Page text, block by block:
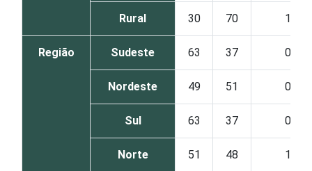
Rural 30 70 1
Região Sudeste 63 37 0
Nordeste 49 51 0
Sul 63 37 0
Norte 51 48 1